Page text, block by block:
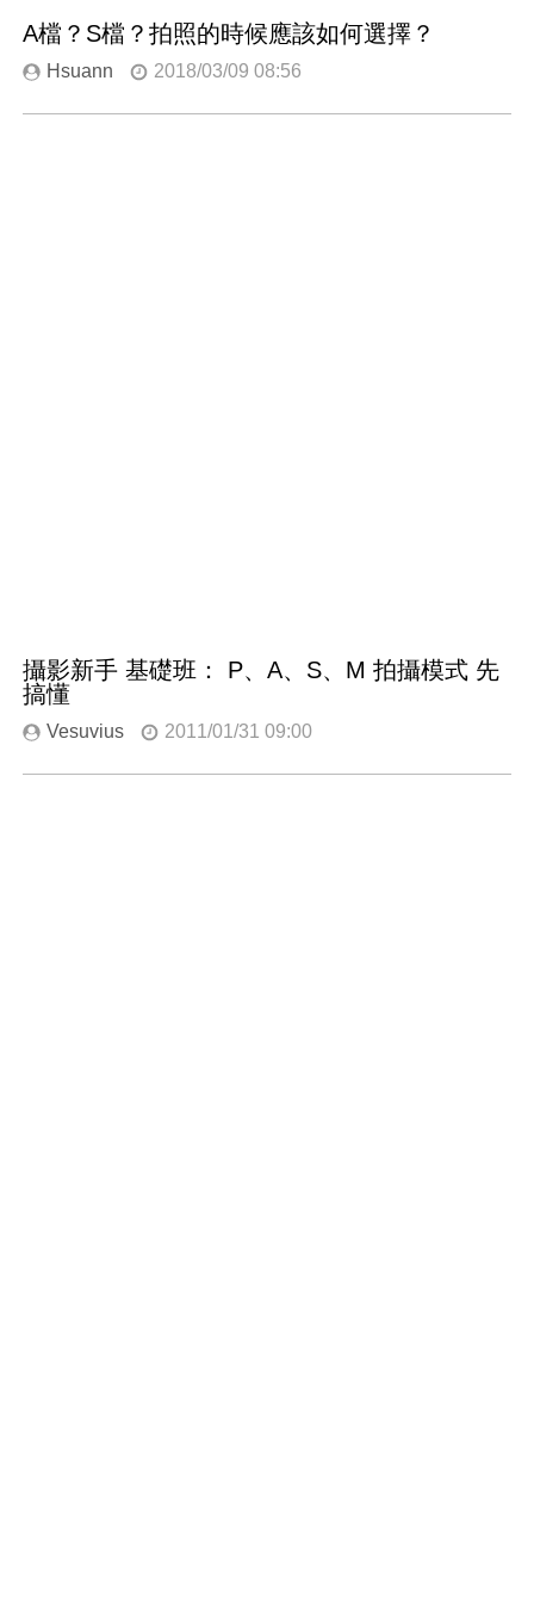
A檔？S檔？拍照的時候應該如何選擇？
Hsuann 2018/03/09 08:56
攝影新手 基礎班： P、A、S、M 拍攝模式 先
搞懂
Vesuvius 2011/01/31 09:00